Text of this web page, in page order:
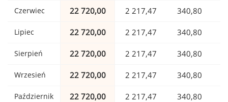
Czerwiec 22 720,00 2 217,47 340,80
Lipiec 22 720,00 2 217,47 340,80
Sierpień 22 720,00 2 217,47 340,80
Wrzesień 22 720,00 2 217,47 340,80
Październik 22 720,00 2 217,47 340,80